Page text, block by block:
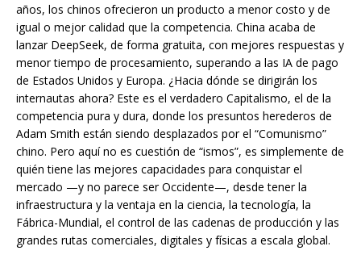
años, los chinos ofrecieron un producto a menor costo y de
igual o mejor calidad que la competencia. China acaba de
lanzar DeepSeek, de forma gratuita, con mejores respuestas y
menor tiempo de procesamiento, superando a las IA de pago
de Estados Unidos y Europa. ¿Hacia dónde se dirigirán los
internautas ahora? Este es el verdadero Capitalismo, el de la
competencia pura y dura, donde los presuntos herederos de
Adam Smith están siendo desplazados por el “Comunismo”
chino. Pero aquí no es cuestión de “ismos”, es simplemente de
quién tiene las mejores capacidades para conquistar el
mercado —y no parece ser Occidente—, desde tener la
infraestructura y la ventaja en la ciencia, la tecnología, la
Fábrica-Mundial, el control de las cadenas de producción y las
grandes rutas comerciales, digitales y físicas a escala global.